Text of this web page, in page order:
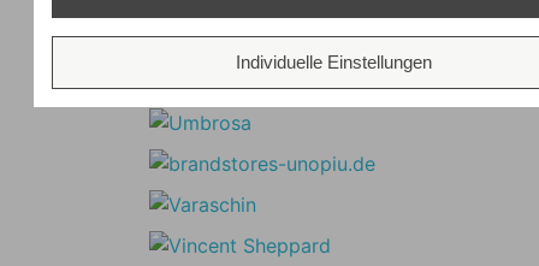
Individuelle Einstellungen